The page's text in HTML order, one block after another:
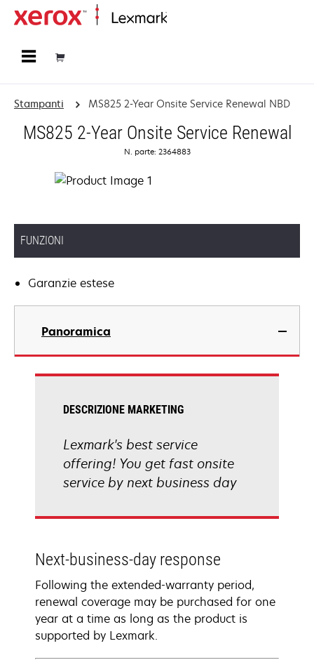
Stampanti MS825 2-Year Onsite Service Renewal NBD
MS825 2-Year Onsite Service Renewal
N. parte: 2364883
FUNZIONI
Garanzie estese
Panoramica
DESCRIZIONE MARKETING
Lexmark's best service
offering! You get fast onsite
service by next business day
Next-business-day response
Following the extended-warranty period,
renewal coverage may be purchased for one
year at a time as long as the product is
supported by Lexmark.